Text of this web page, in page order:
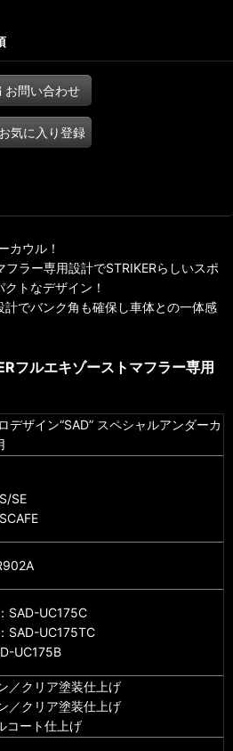
お問い合わせ
お気に入り登録
カウル！
フラー専用設計でSTRIKERらしいスポ
トなデザイン！
でバンク角も確保し車体との一体感
フルエキゾーストマフラー専用
デザイン“SAD” スペシャルアンダーカ
SE
SAD-UC175C
SAD-UC175TC
UC175B
／クリア塗装仕上げ
／クリア塗装仕上げ
コート仕上げ